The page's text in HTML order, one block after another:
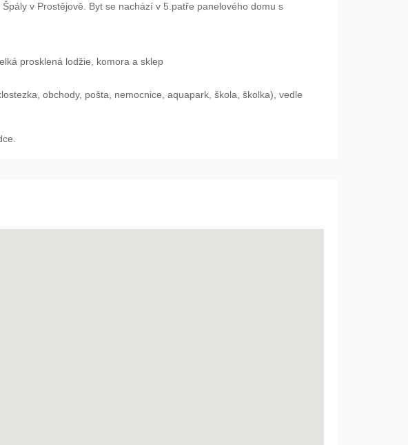
v Prostějově. Byt se nachází v 5.patře panelového domu s
prosklená lodžie, komora a sklep
obchody, pošta, nemocnice, aquapark, škola, školka), vedle